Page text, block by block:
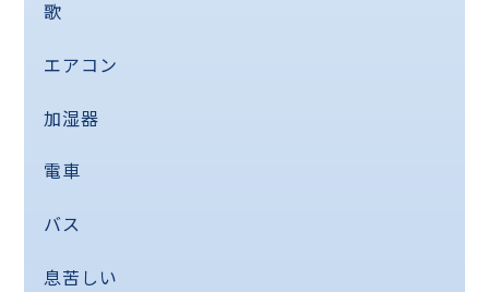
歌
エアコン
加湿器
電車
バス
息苦しい